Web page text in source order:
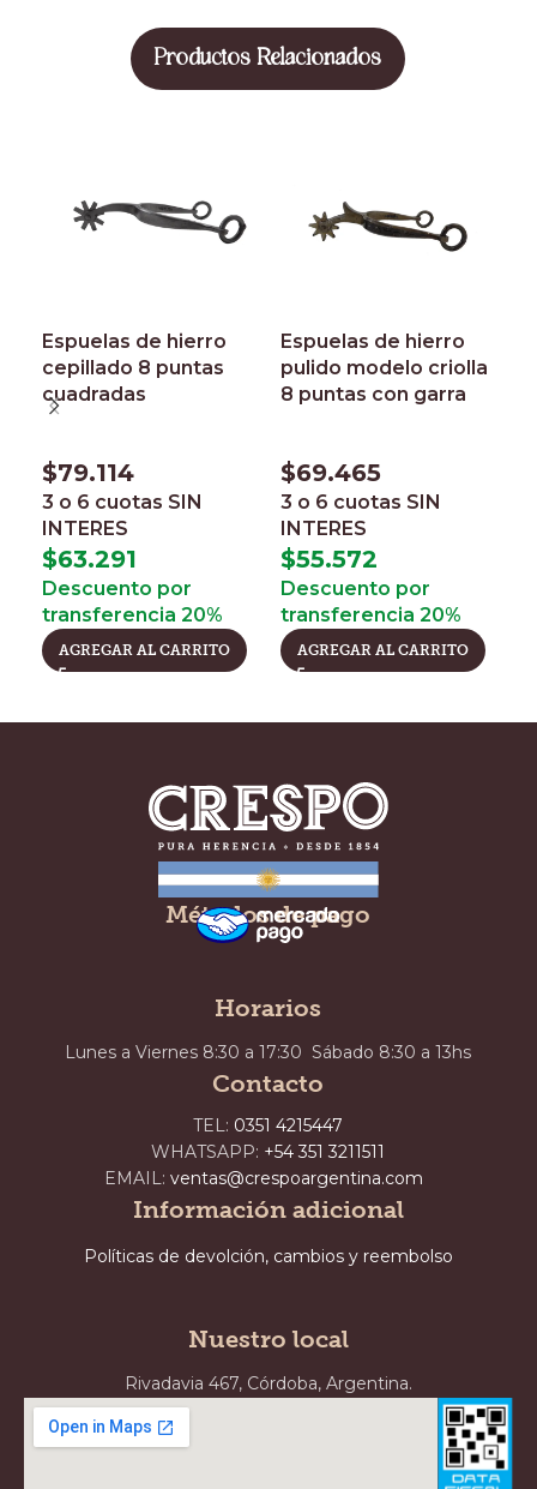
Productos Relacionados
Espuelas de hierro
cepillado 8 puntas
cuadradas
$79.114
3 o 6 cuotas SIN
INTERES
$63.291
Descuento por
transferencia 20%
AGREGAR AL CARRITO
Espuelas de hierro
pulido modelo criolla
8 puntas con garra
$69.465
3 o 6 cuotas SIN
INTERES
$55.572
Descuento por
transferencia 20%
AGREGAR AL CARRITO
Horarios
Lunes a Viernes 8:30 a 17:30 Sábado 8:30 a 13hs
Contacto
TEL: 0351 4215447
WHATSAPP: +54 351 3211511
EMAIL: ventas@crespoargentina.com
Información adicional
Políticas de devolción, cambios y reembolso
Métodos de pago
Nuestro local
Rivadavia 467, Córdoba, Argentina.